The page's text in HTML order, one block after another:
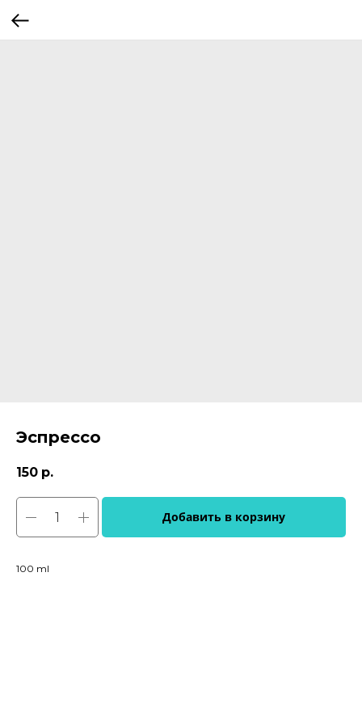
Эспрессо
150 р.
Добавить в корзину
100 ml